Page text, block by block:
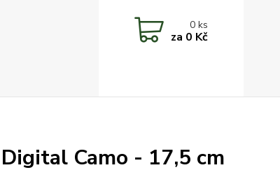
0ks
za 0 Kč
Camo - 17,5 cm